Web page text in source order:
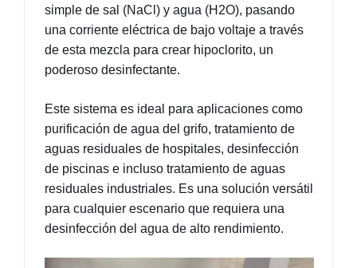
simple de sal (NaCl) y agua (H2O), pasando
una corriente eléctrica de bajo voltaje a través
de esta mezcla para crear hipoclorito, un
poderoso desinfectante.
Este sistema es ideal para aplicaciones como
purificación de agua del grifo, tratamiento de
aguas residuales de hospitales, desinfección
de piscinas e incluso tratamiento de aguas
residuales industriales. Es una solución versátil
para cualquier escenario que requiera una
desinfección del agua de alto rendimiento.